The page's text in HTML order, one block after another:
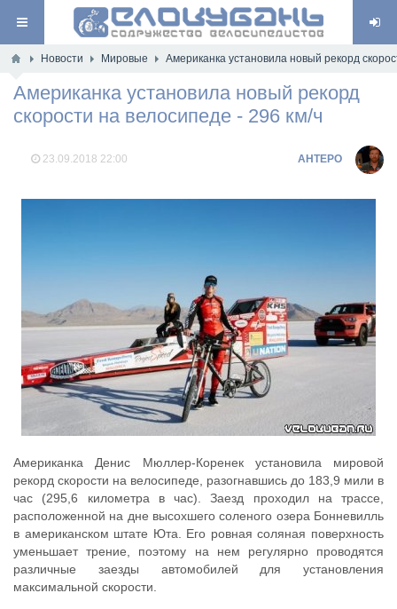
Новости Мировые Американка установила новый рекорд
Американка установила новый рекорд
скорости на велосипеде - 296 км/ч
23.09.2018 22:00 AHTEPO
Американка Денис Мюллер-Коренек установила мировой
рекорд скорости на велосипеде, разогнавшись до 183,9 мили в
час (295,6 километра в час). Заезд проходил на трассе,
расположенной на дне высохшего соленого озера Бонневилль
в американском штате Юта. Его ровная соляная поверхность
уменьшает трение, поэтому на нем регулярно проводятся
различные заезды автомобилей для установления
максимальной скорости.